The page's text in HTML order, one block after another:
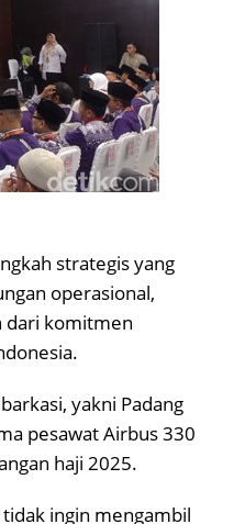
strategis yang
operasional,
dari komitmen
yakni Padang
pesawat Airbus 330
haji 2025.
ingin mengambil